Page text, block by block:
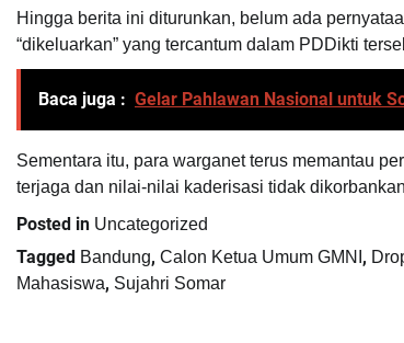
Hingga berita ini diturunkan, belum ada
“dikeluarkan” yang tercantum dalam PDDikti
Baca juga : Gelar Pahlawan Nasional untuk
Sementara itu, para warganet terus memantau
terjaga dan nilai-nilai kaderisasi tidak
Posted in Uncategorized
Tagged Bandung, Calon Ketua Umum GMNI ,
Mahasiswa, Sujahri Somar